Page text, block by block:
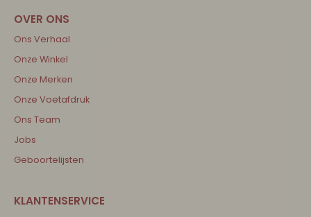
Ons Verhaal
Onze Winkel
Onze Merken
Onze Voetafdruk
Ons Team
Jobs
Geboortelijsten